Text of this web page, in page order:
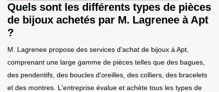
Quels sont les différents types de pièces
de bijoux achetés par M. Lagrenee à Apt
?
M. Lagrenee propose des services d'achat de bijoux à Apt,
comprenant une large gamme de pièces telles que des bagues,
des pendentifs, des boucles d'oreilles, des colliers, des bracelets
et des montres. L'entreprise évalue et achète tous les types de